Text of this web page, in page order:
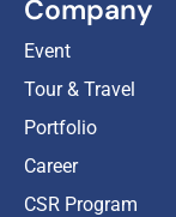
Company
Event
Tour & Travel
Portfolio
Career
CSR Program